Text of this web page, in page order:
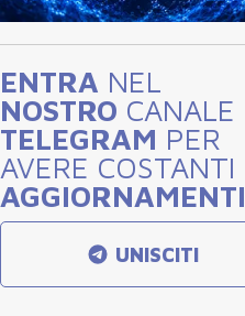
ENTRA NEL
NOSTRO CANALE
TELEGRAM PER
AVERE COSTANTI
AGGIORNAMENTI
UNISCITI